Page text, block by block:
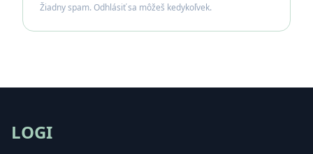
Žiadny spam. Odhlásiť sa môžeš kedykoľvek.
LOGI